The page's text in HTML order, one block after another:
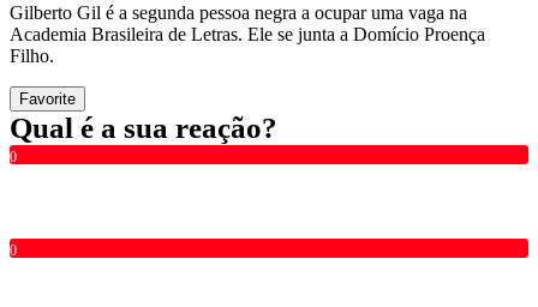
Gilberto Gil é a segunda pessoa negra a ocupar uma vaga na
Academia Brasileira de Letras. Ele se junta a Domício Proença
Filho.
Favorite
Qual é a sua reação?
0
0